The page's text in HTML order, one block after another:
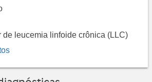
de leucemia linfoide crônica (LLC)